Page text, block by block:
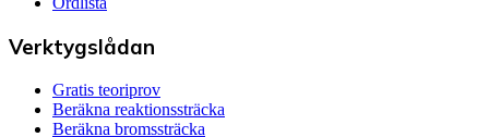
Verktygslådan
Gratis teoriprov
Beräkna reaktionssträcka
Beräkna bromssträcka